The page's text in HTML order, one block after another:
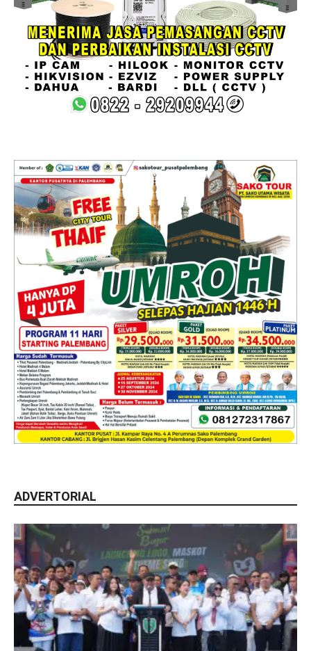
ADVERTORIAL